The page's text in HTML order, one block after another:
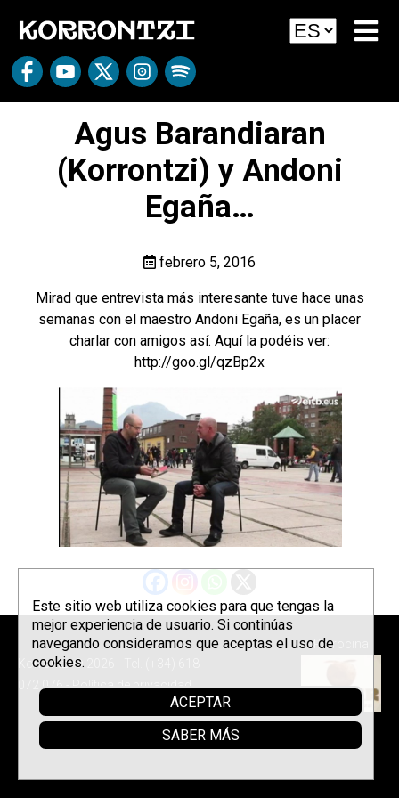
Agus Barandiaran
(Korrontzi) y Andoni
Egaña…
febrero 5, 2016
Mirad que entrevista más interesante tuve hace unas
semanas con el maestro Andoni Egaña, es un placer
charlar con amigos así. Aquí la podéis ver:
http://goo.gl/qzBp2x
Korrontzi © 2026 - Tel. (+34) 618
Patrocina
Este sitio web utiliza cookies para que tengas la
mejor experiencia de usuario. Si continúas
navegando consideramos que aceptas el uso de
cookies.
ACEPTAR
SABER MÁS